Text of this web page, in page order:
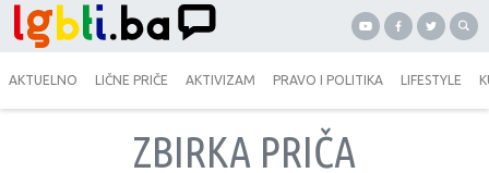
AKTUELNO LIČNE PRIČE AKTIVIZAM PRAVO I POLITIKA LIFESTYLE
ZBIRKA PRIČA